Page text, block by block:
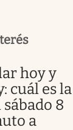
hoy y
cuál es la
8
a